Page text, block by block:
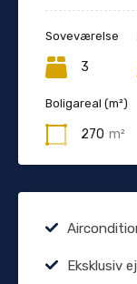
Soveværelse
3
Boligareal (m²)
270 m²
Eksklusiv